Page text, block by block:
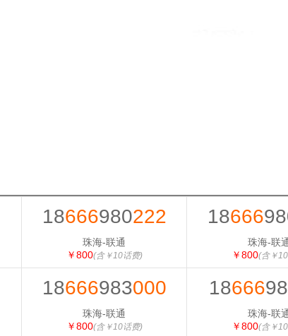
18666980222
珠海-联通
￥800(含￥10话费)
18666
珠海-联
￥800(含￥
18666983000
珠海-联通
￥800(含￥10话费)
18666
珠海-联
￥800(含￥